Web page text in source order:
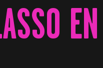
EN